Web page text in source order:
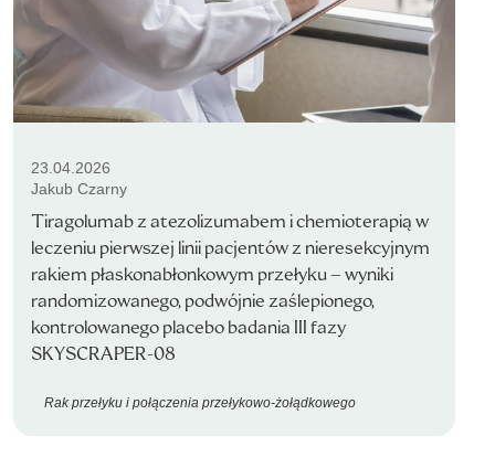
23.04.2026
Jakub Czarny
Tiragolumab z atezolizumabem i chemioterapią w
leczeniu pierwszej linii pacjentów z nieresekcyjnym
rakiem płaskonabłonkowym przełyku – wyniki
randomizowanego, podwójnie zaślepionego,
kontrolowanego placebo badania III fazy
SKYSCRAPER-08
Rak przełyku i połączenia przełykowo-żołądkowego